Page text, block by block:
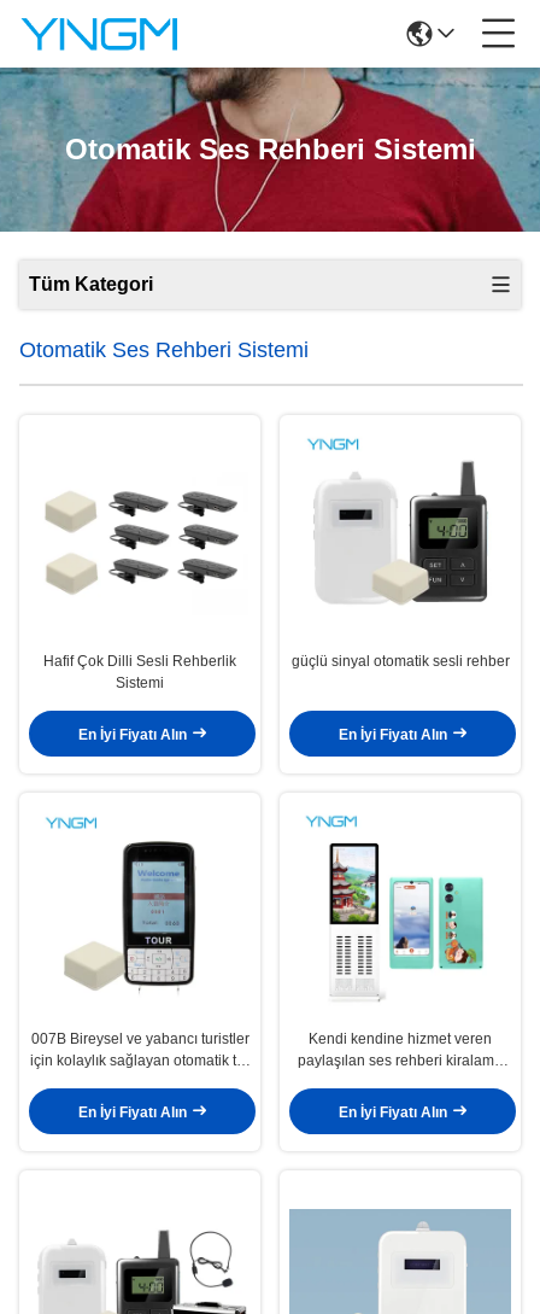
Otomatik Ses Rehberi Sistemi
Tüm Kategori
Otomatik Ses Rehberi Sistemi
Hafif Çok Dilli Sesli Rehberlik
Sistemi
En İyi Fiyatı Alın
güçlü sinyal otomatik sesli rehber
En İyi Fiyatı Alın
007B Bireysel ve yabancı turistler
için kolaylık sağlayan otomatik tur
En İyi Fiyatı Alın
Kendi kendine hizmet veren
paylaşılan ses rehberi kiralama
En İyi Fiyatı Alın